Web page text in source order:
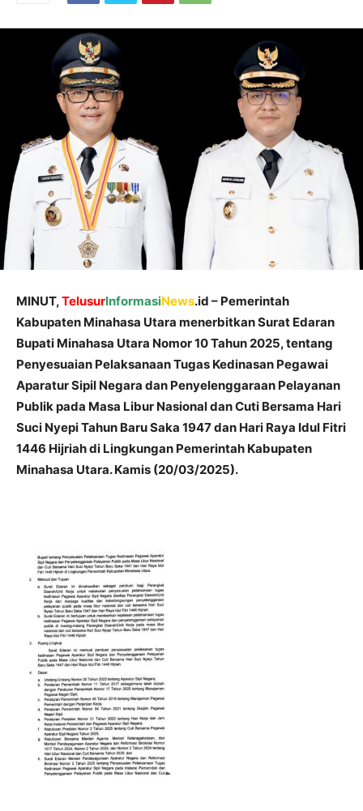
MINUT,TelusurInformasiNews.id – Pemerintah
Kabupaten Minahasa Utara menerbitkan Surat Edaran
Bupati Minahasa Utara Nomor 10 Tahun 2025, tentang
Penyesuaian Pelaksanaan Tugas Kedinasan Pegawai
Aparatur Sipil Negara dan Penyelenggaraan Pelayanan
Publik pada Masa Libur Nasional dan Cuti Bersama Hari
Suci Nyepi Tahun Baru Saka 1947 dan Hari Raya Idul Fitri
1446 Hijriah di Lingkungan Pemerintah Kabupaten
Minahasa Utara. Kamis (20/03/2025).